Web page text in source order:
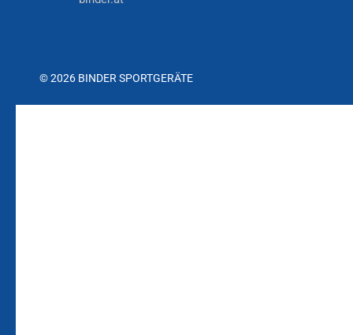
© 2026 BINDER SPORTGERÄTE